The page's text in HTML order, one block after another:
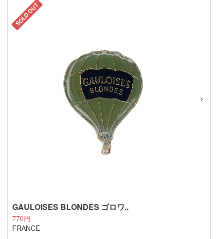
SOLD OUT
GAULOISES BLONDES ゴロワ..
770円
FRANCE